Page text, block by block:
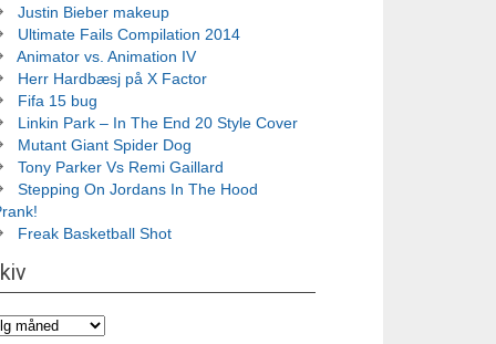
Justin Bieber makeup
Ultimate Fails Compilation 2014
Animator vs. Animation IV
Herr Hardbæsj på X Factor
Fifa 15 bug
Linkin Park – In The End 20 Style Cover
Mutant Giant Spider Dog
Tony Parker Vs Remi Gaillard
Stepping On Jordans In The Hood
Freak Basketball Shot